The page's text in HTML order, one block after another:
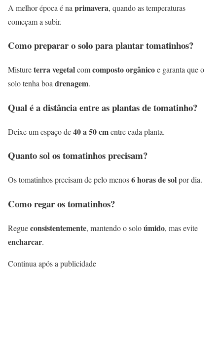
A melhor época é na primavera, quando as temperaturas
começam a subir.
Como preparar o solo para plantar tomatinhos?
Mistureterra vegetalcomcomposto orgânicoe garanta que o
solo tenha boadrenagem.
Qual é a distância entre as plantas de tomatinho?
Deixe um espaço de40 a 50 cmentre cada planta.
Quanto sol os tomatinhos precisam?
Os tomatinhos precisam de pelo menos6 horas de solpor dia.
Como regar os tomatinhos?
Regueconsistentemente, mantendo o soloúmido, mas evite
encharcar.
Continua após a publicidade